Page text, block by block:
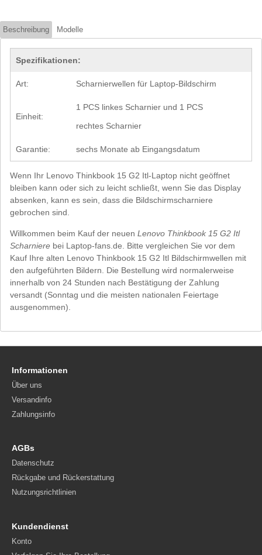
Beschreibung Modelle
Spezifikationen:
Art: Scharnierwellen für Laptop-Bildschirm
Einheit:
1 PCS linkes Scharnier und 1 PCS
rechtes Scharnier
Garantie: sechs Monate ab Eingangsdatum
Wenn Ihr Lenovo Thinkbook 15 G2 Itl-Laptop nicht geöffnet
bleiben kann oder sich zu leicht schließt, wenn Sie das Display
absenken, kann es sein, dass die Bildschirmscharniere
gebrochen sind.
Willkommen beim Kauf der neuen Lenovo Thinkbook 15 G2 Itl
Scharniere bei Laptop-fans.de. Bitte vergleichen Sie vor dem
Kauf Ihre alten Lenovo Thinkbook 15 G2 Itl Bildschirmwellen mit
den aufgeführten Bildern. Die Bestellung wird normalerweise
innerhalb von 24 Stunden nach Bestätigung der Zahlung
versandt (Sonntag und die meisten nationalen Feiertage
ausgenommen).
Informationen
Über uns
Versandinfo
Zahlungsinfo
AGBs
Datenschutz
Rückgabe und Rückerstattung
Nutzungsrichtlinien
Kundendienst
Konto